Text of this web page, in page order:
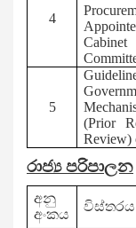
4
Cabinet
5
(Prior
Review)
රාජ්‍ය පරිපාලන
අනු
අංකය
විස්තරය